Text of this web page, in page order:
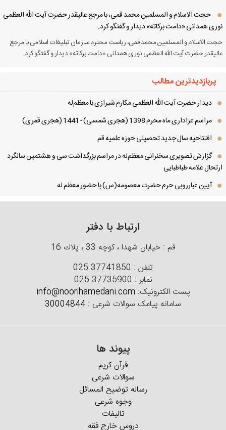
حجت الاسلام و المسلمین محمد قمی، با مرجع عالیقدر حضرت آیت الله العظمی
همدانی «دامت برکاته» دیدار و گفتگو کرد.
الاسلام و المسلمین محمد قمی، ریاست محترم سازمان تبلیغات اسلامی با مرجع
حضرت آیت الله العظمی نوری همدانی «دامت برکاته» دیدار و گفتگو کرد.
پربازدیدترین مطالب
دیدار حضرت آیت الله العظمی مكارم شیرازی با معظم‌له
مراسم عزاداری ماه محرم 1398 (هجری شمسی) - 1441 (هجری قمری)
افتتاحیه سال جدید تحصیلی حوزه علمیه قم
گزارش تصویری سخنرانی معظم‌له در مراسم بزرگداشت سی و هشتمین سالگرد
علامه طباطبایی
آیین غبارروبی حرم حضرت معصومه(س) با حضور معظم له
ارتباط با دفتر
قم : خیابان شهدا ، كوچه 33 ، پلاك 16
تلفن :025 37741850
نمابر :025 37735900
پست الکترونیک:info@noorihamedani.com
سامانه پیامک سوالات شرعی : 30004844
پیوند ها
قرآن کریم
سوالات شرعی
رساله توضیح المسائل
وجوه شرعی
تالیفات
دروس خارج فقه